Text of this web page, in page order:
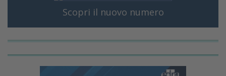
Scopri il nuovo numero